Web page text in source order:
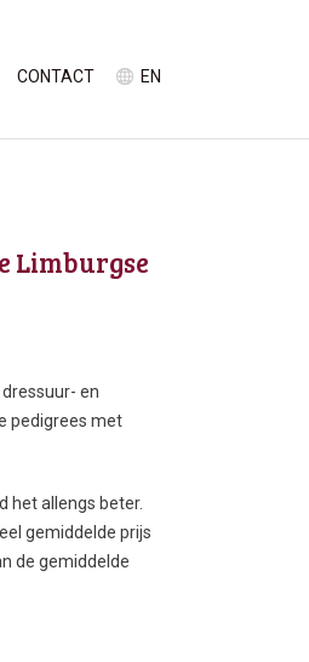
CONTACT EN
Limburgse
en
pedigrees met
het allengs beter.
gemiddelde prijs
de gemiddelde